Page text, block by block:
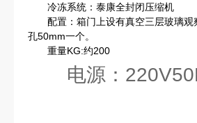
冷冻系统：泰康全封闭压缩机
配置：箱门上设有真空三层玻璃观
孔50mm一个。
重量KG:约200
电源：